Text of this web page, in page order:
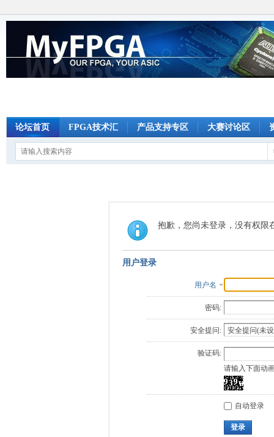
论坛首页 FPGA技术汇 产品支持专区 大赛讨论区
抱歉，您尚未登录，没有权限
用户登录
用户名
密码:
安全提问:
验证码:
请输入下面动
自动登录
登录